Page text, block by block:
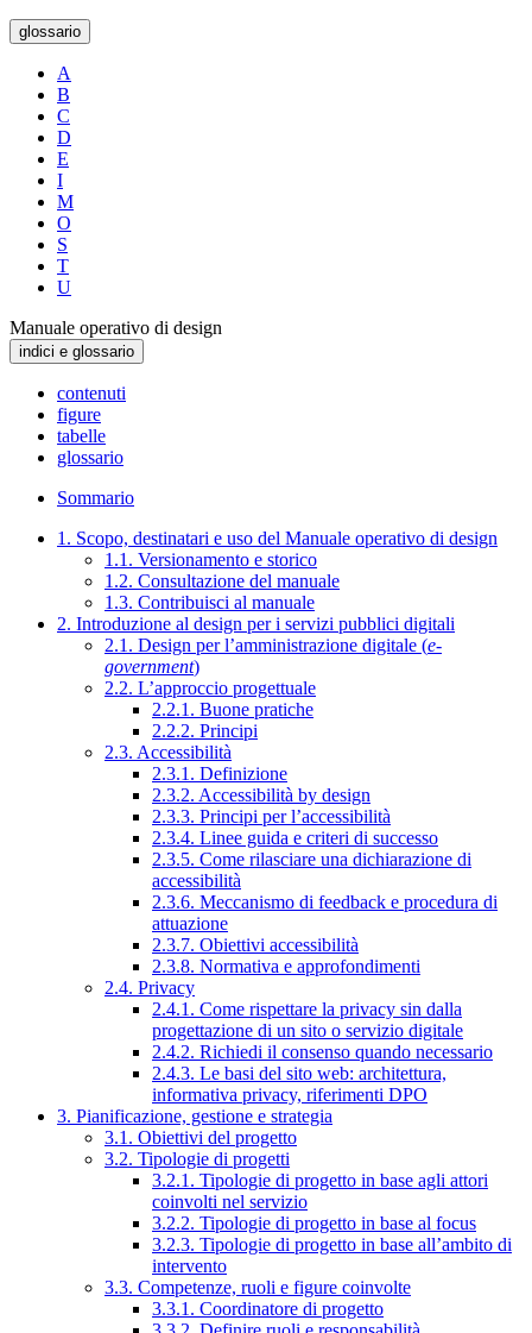
glossario
A
B
C
D
E
I
M
O
S
T
U
Manuale operativo di design
indici e glossario
contenuti
figure
tabelle
glossario
Sommario
1. Scopo, destinatari e uso del Manuale operativo di design
1.1. Versionamento e storico
1.2. Consultazione del manuale
1.3. Contribuisci al manuale
2. Introduzione al design per i servizi pubblici digitali
2.1. Design per l’amministrazione digitale (e-
government)
2.2. L’approccio progettuale
2.2.1. Buone pratiche
2.2.2. Principi
2.3. Accessibilità
2.3.1. Definizione
2.3.2. Accessibilità by design
2.3.3. Principi per l’accessibilità
2.3.4. Linee guida e criteri di successo
2.3.5. Come rilasciare una dichiarazione di
accessibilità
2.3.6. Meccanismo di feedback e procedura di
attuazione
2.3.7. Obiettivi accessibilità
2.3.8. Normativa e approfondimenti
2.4. Privacy
2.4.1. Come rispettare la privacy sin dalla
progettazione di un sito o servizio digitale
2.4.2. Richiedi il consenso quando necessario
2.4.3. Le basi del sito web: architettura,
informativa privacy, riferimenti DPO
3. Pianificazione, gestione e strategia
3.1. Obiettivi del progetto
3.2. Tipologie di progetti
3.2.1. Tipologie di progetto in base agli attori
coinvolti nel servizio
3.2.2. Tipologie di progetto in base al focus
3.2.3. Tipologie di progetto in base all’ambito di
intervento
3.3. Competenze, ruoli e figure coinvolte
3.3.1. Coordinatore di progetto